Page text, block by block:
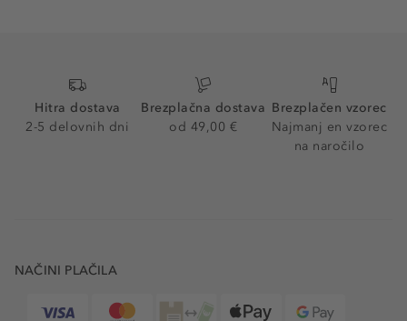
Hitra dostava
2-5 delovnih dni
Brezplačna dostava
od 49,00 €
Brezplačen vzorec
Najmanj en vzorec
na naročilo
NAČINI PLAČILA